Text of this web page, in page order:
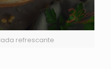
refrescante